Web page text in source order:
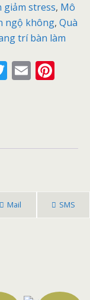
giảm stress, Mô
ngộ không,Quà
trí bàn làm
T E
st
Mail SMS